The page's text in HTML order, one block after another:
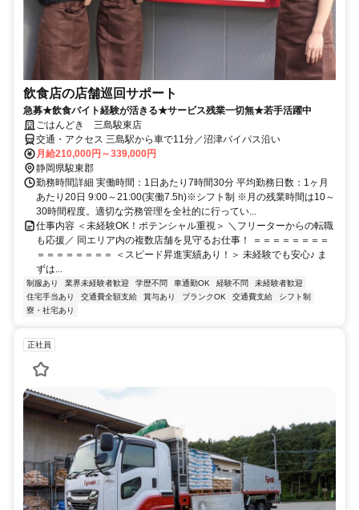
飲食店の店舗巡回サポート
急募★飲食バイト経験が活きる★サービス残業一切無★若手活躍中
ごはんどき 三島駿東店
交通・アクセス 三島駅から車で11分／沼津バイパス沿い
月給210,000円～339,000円
静岡県駿東郡
勤務時間詳細 実働時間：1日あたり7時間30分 平均勤務日数：1ヶ月
あたり20日 9:00～21:00(実働7.5h)※シフト制 ※月の残業時間は10～
30時間程度。適切な労務管理を全社的に行ってい...
仕事内容 ＜未経験OK！ポテンシャル重視＞ ＼フリーターからの転職
も応援／ 同エリア内の複数店舗を見守るお仕事！ ＝＝＝＝＝＝＝＝
＝＝＝＝＝＝＝＝ ＜スピード昇進実績あり！＞ 未経験でも安心♪ ま
ずは...
制服あり 業界未経験者歓迎 学歴不問 車通勤OK 経験不問
未経験者歓迎
住宅手当あり
交通費全額支給 賞与あり ブランクOK 交通費支給
シフト制
寮・社宅あり
正社員